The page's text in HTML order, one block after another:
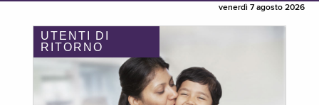
venerdì 7 agosto 2026
UTENTI DI
RITORNO